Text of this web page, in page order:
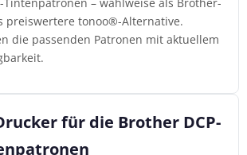
preiswertere tonoo®-Alternative.
die passenden Patronen mit aktuellem
für die Brother DCP-